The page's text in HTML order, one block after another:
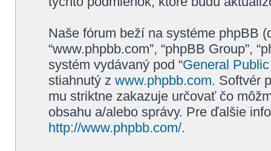
Naše fórum beží na systéme phpBB
“www.phpbb.com”, “phpBB Group”,
systém vydávaný pod “General
stiahnutý z www.phpbb.com. Softvér
mu striktne zakazuje určovať čo
obsahu a/alebo správy. Pre ďalšie
http://www.phpbb.com/.